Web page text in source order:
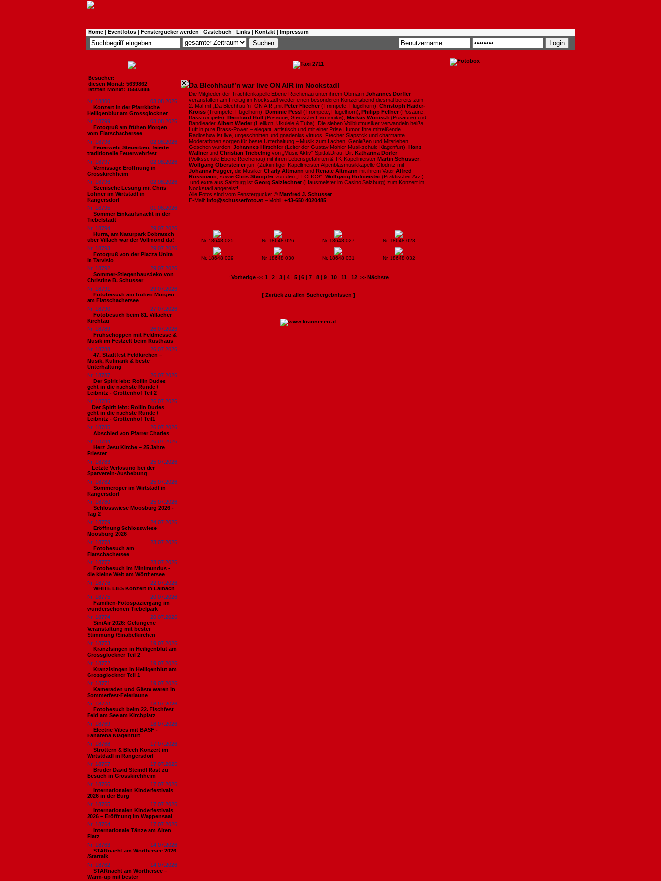
Home | Eventfotos | Fenstergucker werden | Gästebuch | Links | Kontakt | Impressum
Besucher:
diesen Monat: 5639862
letzten Monat: 15503886
Nr. 18800
03.08.2026
Konzert in der Pfarrkirche
Heiligenblut am Grossglockner
Nr. 18799
03.08.2026
Fotogruß am frühen Morgen
vom Flatschachersee
Nr. 18798
02.08.2026
Feuerwehr Steuerberg feierte
traditionelle Feuerwehrfest
Nr. 18797
02.08.2026
Vernissage Eröffnung in
Grosskirchheim
Nr. 18796
02.08.2026
Szenische Lesung mit Chris
Lohner im Wirtstadl in
Rangersdorf
Nr. 18795
01.08.2026
Sommer Einkaufsnacht in der
Tiebelstadt
Nr. 18794
29.07.2026
Hurra, am Naturpark Dobratsch
über Villach war der Vollmond da!
Nr. 18793
29.07.2026
Fotogruß von der Piazza Unita
in Tarvisio
Nr. 18792
29.07.2026
Sommer-Stiegenhausdeko von
Christine B. Schusser
Nr. 18791
29.07.2026
Fotobesuch am frühen Morgen
am Flatschachersee
Nr. 18790
27.07.2026
Fotobesuch beim 81. Villacher
Kirchtag
Nr. 18789
26.07.2026
Frühschoppen mit Feldmesse &
Musik im Festzelt beim Rüsthaus
Nr. 18788
26.07.2026
47. Stadtfest Feldkirchen –
Musik, Kulinarik & beste
Unterhaltung
Nr. 18787
26.07.2026
Der Spirit lebt: Rollin Dudes
geht in die nächste Runde /
Leibnitz - Grottenhof Teil 2
Nr. 18786
26.07.2026
​Der Spirit lebt: Rollin Dudes
geht in die nächste Runde /
Leibnitz - Grottenhof Teil1
Nr. 18785
26.07.2026
Abschied von Pfarrer Charles
Nr. 18784
26.07.2026
Herz Jesu Kirche – 25 Jahre
Priester
Nr. 18783
25.07.2026
​Letzte Verlosung bei der
Sparverein-Aushebung
Nr. 18782
25.07.2026
Sommeroper im Wirtstadl in
Rangersdorf
Nr. 18780
25.07.2026
Schlosswiese Moosburg 2026 -
Tag 2
Nr. 18779
24.07.2026
Eröffnung Schlosswiese
Moosburg 2026
Nr. 18778
23.07.2026
Fotobesuch am
Flatschachersee
Nr. 18777
23.07.2026
Fotobesuch im Minimundus -
die kleine Welt am Wörthersee
Nr. 18776
22.07.2026
WHITE LIES Konzert in Laibach
Nr. 18775
20.07.2026
Familien-Fotospaziergang im
wunderschönen Tiebelpark
Nr. 18774
20.07.2026
SiniAir 2026: Gelungene
Veranstaltung mit bester
Stimmung /Sinabelkirchen
Nr. 18773
19.07.2026
Kranzlsingen in Heiligenblut am
Grossglockner Teil 2
Nr. 18772
19.07.2026
Kranzlsingen in Heiligenblut am
Grossglockner Teil 1
Nr. 18771
19.07.2026
Kameraden und Gäste waren in
Sommerfest-Feierlaune
Nr. 18770
18.07.2026
Fotobesuch beim 22. Fischfest
Feld am See am Kirchplatz
Nr. 18769
18.07.2026
Electric Vibes mit BASF -
Fanarena Klagenfurt
Nr. 18768
17.07.2026
Strottern & Blech Konzert im
Wirtstdadl in Rangersdorf
Nr. 18767
17.07.2026
Bruder David Steindl Rast zu
Besuch in Grosskirchheim
Nr. 18766
17.07.2026
Internationalen Kinderfestivals
2026 in der Burg
Nr. 18765
17.07.2026
Internationalen Kinderfestivals
2026 – Eröffnung im Wappensaal
Nr. 18764
17.07.2026
Internationale Tänze am Alten
Platz
Nr. 18763
14.07.2026
STARnacht am Wörthersee 2026
/Startalk
Nr. 18762
14.07.2026
STARnacht am Wörthersee –
Warm-up mit bester
Da Blechhauf’n war live ON AIR im Nockstadl
Die Mitglieder der Trachtenkapelle Ebene Reichenau unter ihrem Obmann Johannes Dörfler
veranstalten am Freitag im Nockstadl wieder einen besonderen Konzertabend diesmal bereits zum
2. Mal mit „Da Blechhauf’n“ ON AIR „mit Peter Fliecher (Trompete, Flügelhorn), Christoph Haider-
Kroiss (Trompete, Flügelhorn), Dominic Pessl (Trompete, Flügelhorn), Philipp Fellner (Posaune,
Basstrompete), Bernhard Holl (Posaune, Steirische Harmonika), Markus Wonisch (Posaune) und
Bandleader Albert Wieder (Helikon, Ukulele & Tuba). Die sieben Vollblutmusiker verwandeln heiße
Luft in pure Brass-Power – elegant, artistisch und mit einer Prise Humor. Ihre mitreißende
Radioshow ist live, ungeschnitten und gnadenlos virtuos. Frecher Slapstick und charmante
Moderationen sorgen für beste Unterhaltung – Musik zum Lachen, Genießen und Miterleben.
Gesehen wurden: Johannes Hirschler (Leiter der Gustav Mahler Musikschule Klagenfurt), Hans
Wallner und Christian Triebelnig von „Music Aktiv“ Spittal/Drau, Dir. Katharina Dorfer
(Volksschule Ebene Reichenau) mit ihren Lebensgefährten & TK-Kapellmeister Martin Schusser
Wolfgang Obersteiner jun. (Zukünftiger Kapellmeister Alpenblasmusikkapelle Glödnitz mit
Johanna Fugger , die Musiker Charly Altmann und Renate Altmann mit ihrem Vater Alfred
Rossmann , sowie Chris Stampfer von den „ELCHOS“, Wolfgang Hofmeister (Praktischer Arzt)
und extra aus Salzburg ist Georg Salzlechner (Hausmeister im Casino Salzburg) zum Konzert im
Nockstadl angereist!
Alle Fotos sind vom Fenstergucker © Manfred J. Schusser
E-Mail: info@schusserfoto.at – Mobil: +43-650 4020485
Nr. 18648 025 Nr. 18648 026 Nr. 18648 027 Nr. 18648 028
Nr. 18648 029 Nr. 18648 030 Nr. 18648 031 Nr. 18648 032
: Vorherige << 1 | 2| 3| 4| 5| 6| 7| 8| 9| 10| 11 | 12 >> Nächste
[ Zurück zu allen Suchergebnissen ]